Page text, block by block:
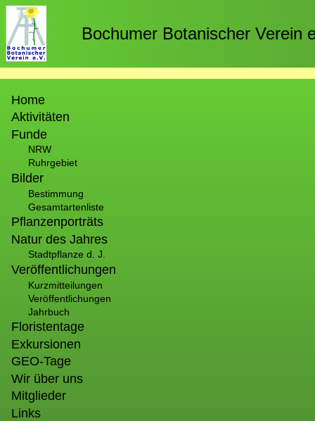
Direkt
zum
Inhalt
Bochumer Botanischer Verein
Home
Aktivitäten
Funde
NRW
Ruhrgebiet
Bilder
Bestimmung
Gesamtartenliste
Pflanzenporträts
Natur des Jahres
Stadtpflanze d. J.
Veröffentlichungen
Kurzmitteilungen
Veröffentlichungen
Jahrbuch
Floristentage
Exkursionen
GEO-Tage
Wir über uns
Mitglieder
Links